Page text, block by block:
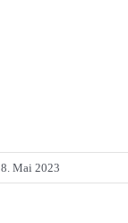
8. Mai 2023